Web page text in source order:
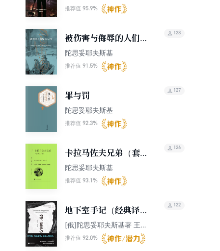
推荐值 95.9%
被伤害与侮辱的人们
（陀思妥耶夫斯基文集
2015）
陀思妥耶夫斯基
推荐值 91.5%
128
罪与罚
陀思妥耶夫斯基
推荐值 92.3%
127
卡拉马佐夫兄弟（套装
上下册）（译文名著精
选）
陀思妥耶夫斯基
推荐值 93.1%
126
地下室手记（经典译本
无删减）
[俄]陀思妥耶夫斯基著 王语
之 译
推荐值 92.0%
122